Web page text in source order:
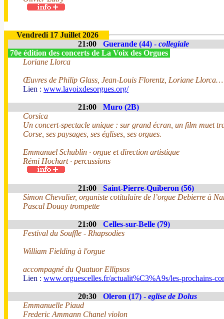
Vendredi 17 Juillet 2026
21:00
Guerande (44) - collegiale
70e édition des concerts de La Voix des Orgues
Loriane Llorca
Œuvres de Philip Glass, Jean-Louis Florentz, Loriane Llorca…
Lien : www.lavoixdesorgues.org/
21:00
Muro (2B)
Corsica
Un concert-spectacle unique : sur grand écran, un film muet
Corse, ses paysages, ses églises, ses orgues.
Emmanuel Schublin · orgue et direction artistique
Rémi Hochart · percussions
21:00
Saint-Pierre-Quiberon (56)
Simon Chevalier, organiste cotitulaire de l’orgue Debierre à
Pascal Douay trompette
21:00
Celles-sur-Belle (79)
Festival du Souffle - Rhapsodies
William Fielding à l'orgue
accompagné du Quatuor Ellipsos
Lien : www.orguescelles.fr/actualit%C3%A9s/les-prochains-
20:30 Oleron (17) - eglise de Dolus
Emmanuelle Piaud
Frederic Ammann Chanel violon